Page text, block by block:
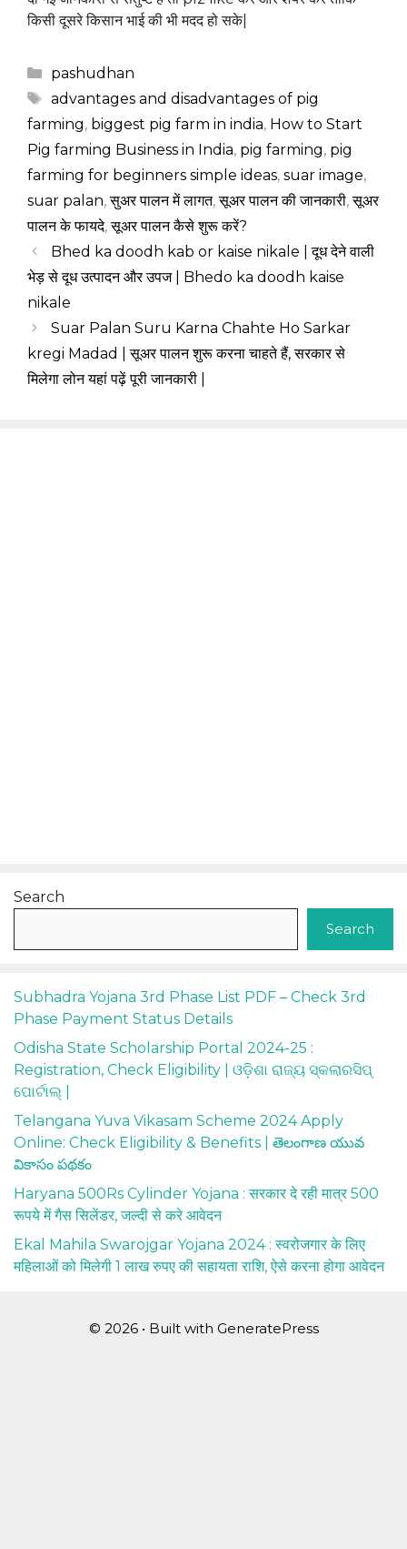
किसी दूसरे किसान भाई की भी मदद हो सके|
Categories
pashudhan
Tags
advantages and disadvantages of pig
farming, biggest pig farm in india, How to Start
Pig farming Business in India, pig farming, pig
farming for beginners simple ideas, suar image,
suar palan,सुअर पालन में लागत,सूअर पालन की जानकारी,सूअर
पालन के फायदे,सूअर पालन कैसे शुरू करें?
Bhed ka doodh kab or kaise nikale | दूध देने वाली
भेड़ से दूध उत्पादन और उपज | Bhedo ka doodh kaise
nikale
Suar Palan Suru Karna Chahte Ho Sarkar
kregi Madad | सूअर पालन शुरू करना चाहते हैं, सरकार से
मिलेगा लोन यहां पढ़ें पूरी जानकारी |
Search
Search
Subhadra Yojana 3rd Phase List PDF – Check 3rd
Phase Payment Status Details
Odisha State Scholarship Portal 2024-25 :
Registration, Check Eligibility | ଓଡ଼ିଶା ରାଜ୍ୟ ସ୍କଲାରସିପ୍
ପୋର୍ଟାଲ୍ |
Telangana Yuva Vikasam Scheme 2024 Apply
Online: Check Eligibility & Benefits | తెలంగాణ యువ
వికాసం పథకం
Haryana 500Rs Cylinder Yojana : सरकार दे रही मात्र 500
रूपये में गैस सिलेंडर, जल्दी से करे आवेदन
Ekal Mahila Swarojgar Yojana 2024 : स्वरोजगार के लिए
महिलाओं को मिलेगी 1 लाख रुपए की सहायता राशि, ऐसे करना होगा आवेदन
© 2026 • Built with GeneratePress